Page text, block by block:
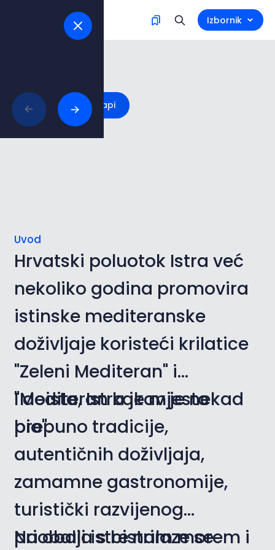
Izbornik
Istraži na mapi
Uvod
Hrvatski poluotok Istra već
nekoliko godina promovira
istinske mediteranske
doživljaje koristeći krilatice
"Zeleni Mediteran" i
"Mediteran kakav je nekad
bio".
I doista, Istra je mjesto
prepuno tradicije,
autentičnih doživljaja,
zamamne gastronomije,
turistički razvijenog
priobalja s bistrim morem i
Na obali istre nalaze se